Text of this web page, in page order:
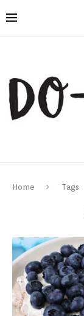
Home Tags